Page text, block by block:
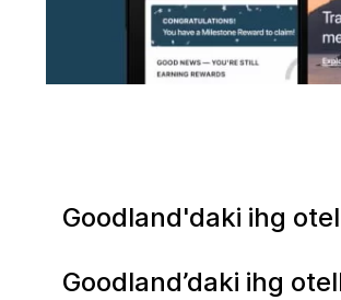
Goodland'daki ihg
Goodland’daki ihg